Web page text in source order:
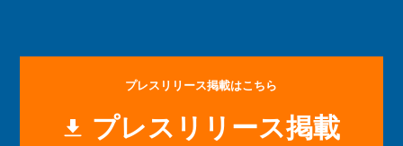
プレスリリース掲載はこちら
プレスリリース掲載